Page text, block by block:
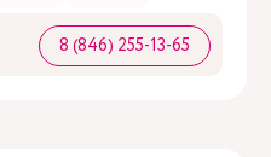
8 (846) 255-13-65